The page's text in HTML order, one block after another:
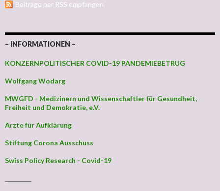
Beiträge per RSS empfangen
– INFORMATIONEN –
KONZERNPOLITISCHER COVID-19 PANDEMIEBETRUG
Wolfgang Wodarg
MWGFD - Medizinern und Wissenschaftler für Gesundheit,
Freiheit und Demokratie, e.V.
Ärzte für Aufklärung
Stiftung Corona Ausschuss
Swiss Policy Research - Covid-19